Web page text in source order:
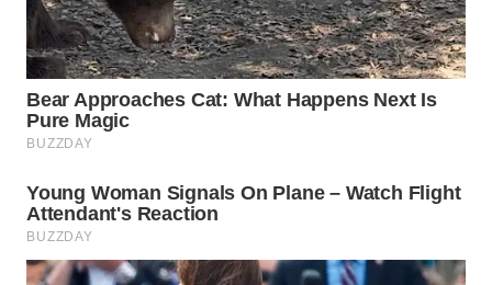
WN
KARO
WN
SIMALUNGUN
LABUHANBATU
TAPANULI